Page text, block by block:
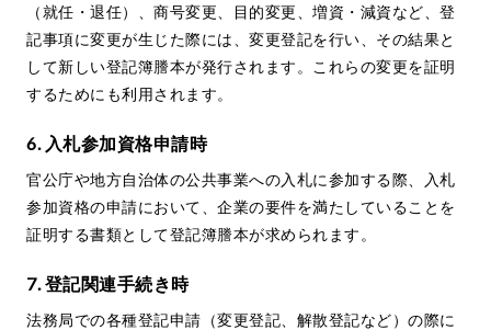
（就任・退任）、商号変更、目的変更、増資・減資など、登
記事項に変更が生じた際には、変更登記を行い、その結果と
して新しい登記簿謄本が発行されます。これらの変更を証明
するためにも利用されます。
6. 入札参加資格申請時
官公庁や地方自治体の公共事業への入札に参加する際、入札
参加資格の申請において、企業の要件を満たしていることを
証明する書類として登記簿謄本が求められます。
7. 登記関連手続き時
法務局での各種登記申請（変更登記、解散登記など）の際に